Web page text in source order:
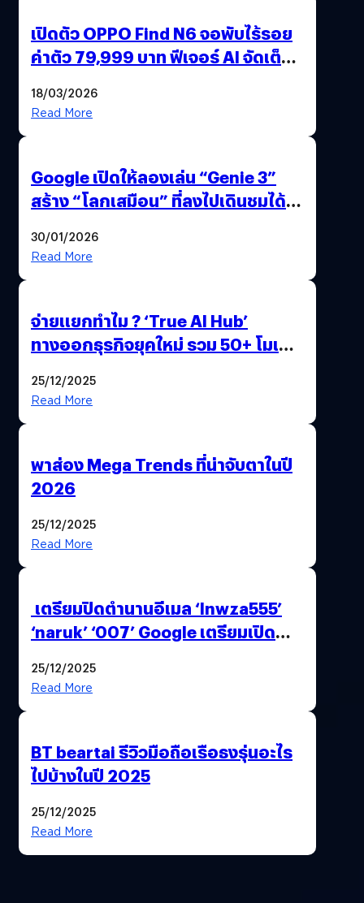
เปิดตัว OPPO Find N6 จอพับไร้รอย
ค่าตัว 79,999 บาท ฟีเจอร์ AI จัดเต็ม
18/03/2026
Read More
Google เปิดให้ลองเล่น “Genie 3”
สร้าง “โลกเสมือน” ที่ลงไปเดินชมได้
30/01/2026
Read More
จ่ายแยกทำไม ? ‘True AI Hub’
ทางออกธุรกิจยุคใหม่ รวม 50+ โมเดล
25/12/2025
Read More
พาส่อง Mega Trends ที่น่าจับตาในปี
2026
25/12/2025
Read More
เตรียมปิดตำนานอีเมล ‘lnwza555’
‘naruk’ ‘007’ Google เตรียมเปิด
25/12/2025
Read More
BT beartai รีวิวมือถือเรือธงรุ่นอะไร
ไปบ้างในปี 2025
25/12/2025
Read More